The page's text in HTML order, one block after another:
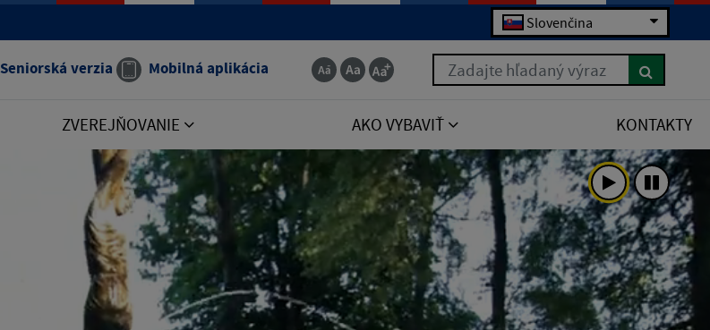
Slovenčina
Seniorská verzia Mobilná aplikácia Zadajte hľadaný výraz
ZVEREJŇOVANIE AKO VYBAVIŤ KONTAKTY